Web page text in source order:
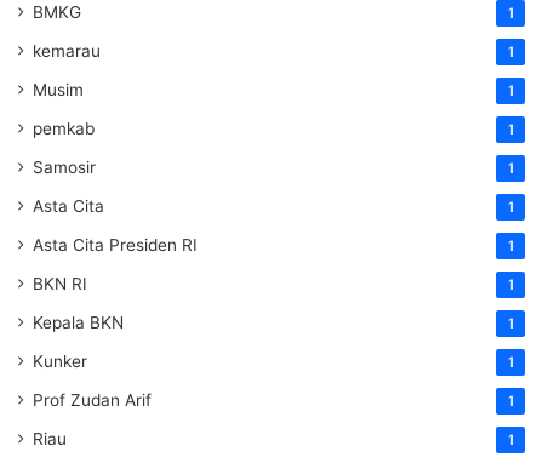
BMKG 1
kemarau 1
Musim 1
pemkab 1
Samosir 1
Asta Cita 1
Asta Cita Presiden RI 1
BKN RI 1
Kepala BKN 1
Kunker 1
Prof Zudan Arif 1
Riau 1